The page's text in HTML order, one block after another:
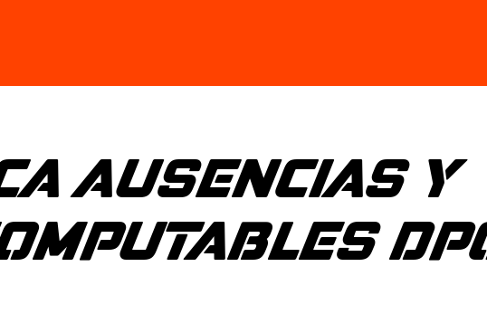
AUSENCIAS Y